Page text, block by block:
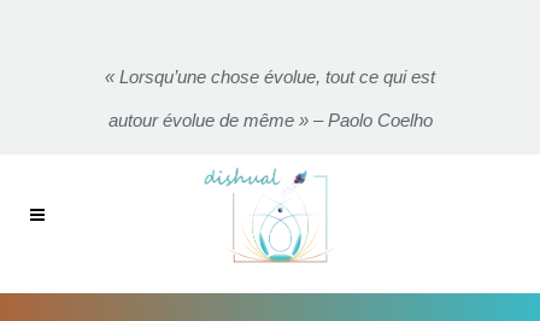
« Lorsqu’une chose évolue, tout ce qui est
autour évolue de même » – Paolo Coelho